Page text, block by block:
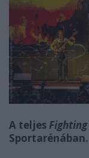
A teljes
Sportarénában.